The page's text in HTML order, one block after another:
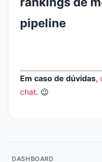
Em caso de dúvidas,
chat. 😉
DASHBOARD